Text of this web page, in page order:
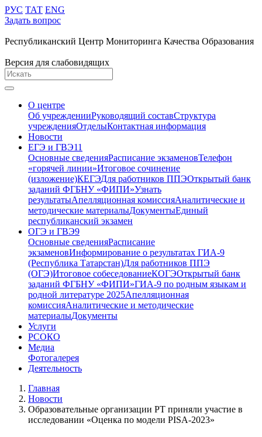
РУС ТАТ ENG
Задать вопрос
Республиканский Центр Мониторинга Качества Образования
Версия для слабовидящих
О центре
Об учрежденииРуководящий составСтруктура
учрежденияОтделыКонтактная информация
Новости
ЕГЭ и ГВЭ11
Основные сведенияРасписание экзаменовТелефон
«горячей линии»Итоговое сочинение
(изложение)КЕГЭДля работников ППЭОткрытый банк
заданий ФГБНУ «ФИПИ»Узнать
результатыАпелляционная комиссияАналитические и
методические материалыДокументыЕдиный
республиканский экзамен
ОГЭ и ГВЭ9
Основные сведенияРасписание
экзаменовИнформирование о результатах ГИА-9
(Республика Татарстан)Для работников ППЭ
(ОГЭ)Итоговое собеседованиеКОГЭОткрытый банк
заданий ФГБНУ «ФИПИ»ГИА-9 по родным языкам и
родной литературе 2025Апелляционная
комиссияАналитические и методические
материалыДокументы
Услуги
РСОКО
Медиа
Фотогалерея
Деятельность
Главная
Новости
Образовательные организации РТ приняли участие в
исследовании «Оценка по модели PISA-2023»